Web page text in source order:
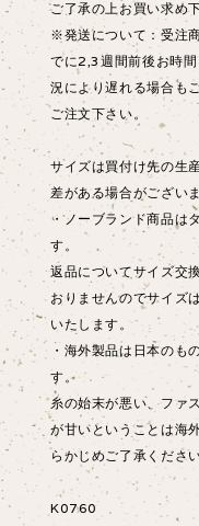
ご了承の上お買い求め下
※発送について：受注
でに2,3週間前後お時
況により遅れる場合も
ご注文下さい。
サイズは買付け先の生
差がある場合がございま
・ノーブランド商品は
す。
返品についてサイズ交
おりませんのでサイズ
いたします。
・海外製品は日本のも
す。
糸の始末が悪い、ファ
が甘いということは海
らかじめご了承くださ
K0760